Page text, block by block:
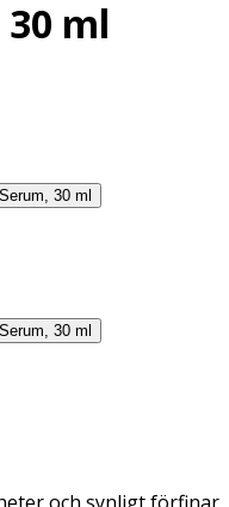
ml
30 ml
30 ml
och synligt förfinar